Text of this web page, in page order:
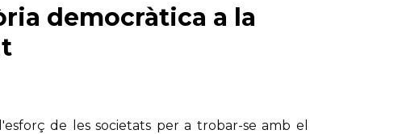
democràtica a la
de les societats per a trobar-se amb el